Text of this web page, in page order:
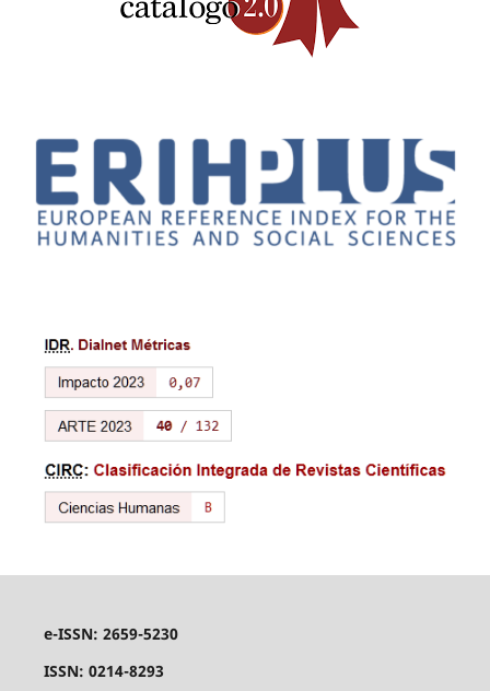
e-ISSN: 2659-5230
ISSN: 0214-8293